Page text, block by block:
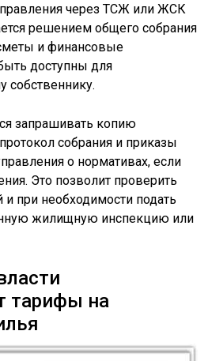
через ТСЖ или ЖСК
решением общего собрания
и финансовые
доступны для
собственнику.
запрашивать копию
собрания и приказы
о нормативах, если
Это позволит проверить
и при необходимости подать
жилищную инспекцию или
тарифы на